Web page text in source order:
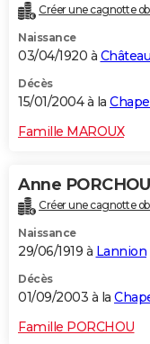
Créer une cagnotte
Naissance
03/04/1920 à
Décès
15/01/2004 à la
Famille MAROUX
Anne PORCHOU
Créer une cagnotte
Naissance
29/06/1919 à Lannion
Décès
01/09/2003 à la
Famille PORCHOU